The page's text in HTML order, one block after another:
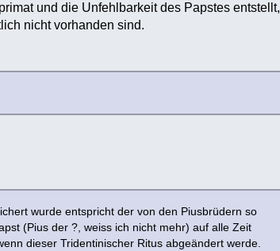
und die Unfehlbarkeit des Papstes entstellt,
nicht vorhanden sind.
wurde entspricht der von den Piusbrüdern so
(Pius der ?, weiss ich nicht mehr) auf alle Zeit
dieser Tridentinischer Ritus abgeändert werde.